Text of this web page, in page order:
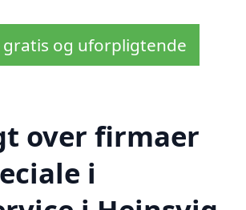
gratis og uforpligtende
over firmaer
i